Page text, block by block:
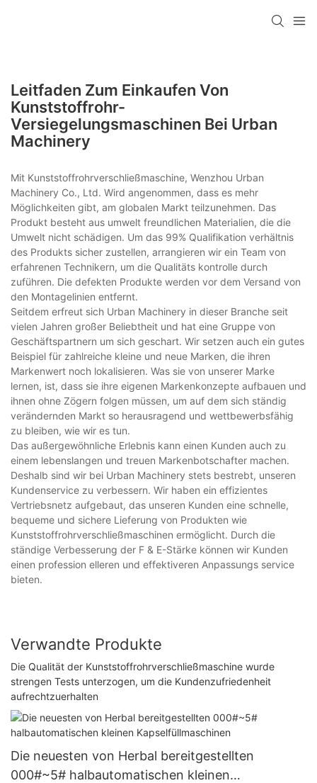
Leitfaden Zum Einkaufen Von
Kunststoffrohr-
Versiegelungsmaschinen Bei Urban
Machinery
Mit Kunststoffrohrverschließmaschine, Wenzhou Urban
Machinery Co., Ltd. Wird angenommen, dass es mehr
Möglichkeiten gibt, am globalen Markt teilzunehmen. Das
Produkt besteht aus umwelt freundlichen Materialien, die die
Umwelt nicht schädigen. Um das 99% Qualifikation verhältnis
des Produkts sicher zustellen, arrangieren wir ein Team von
erfahrenen Technikern, um die Qualitäts kontrolle durch
zuführen. Die defekten Produkte werden vor dem Versand von
den Montagelinien entfernt.
Seitdem erfreut sich Urban Machinery in dieser Branche seit
vielen Jahren großer Beliebtheit und hat eine Gruppe von
Geschäftspartnern um sich geschart. Wir setzen auch ein gutes
Beispiel für zahlreiche kleine und neue Marken, die ihren
Markenwert noch lokalisieren. Was sie von unserer Marke
lernen, ist, dass sie ihre eigenen Markenkonzepte aufbauen und
ihnen ohne Zögern folgen müssen, um auf dem sich ständig
verändernden Markt so herausragend und wettbewerbsfähig
zu bleiben, wie wir es tun.
Das außergewöhnliche Erlebnis kann einen Kunden auch zu
einem lebenslangen und treuen Markenbotschafter machen.
Deshalb sind wir bei Urban Machinery stets bestrebt, unseren
Kundenservice zu verbessern. Wir haben ein effizientes
Vertriebsnetz aufgebaut, das unseren Kunden eine schnelle,
bequeme und sichere Lieferung von Produkten wie
Kunststoffrohrverschließmaschinen ermöglicht. Durch die
ständige Verbesserung der F & E-Stärke können wir Kunden
einen profession elleren und effektiveren Anpassungs service
bieten.
Verwandte Produkte
Die Qualität der Kunststoffrohrverschließmaschine wurde
strengen Tests unterzogen, um die Kundenzufriedenheit
aufrechtzuerhalten
Die neuesten von Herbal bereitgestellten
000#~5# halbautomatischen kleinen